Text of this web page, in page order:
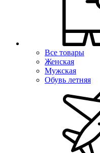
Все товары
Женская
Мужская
Обувь летняя